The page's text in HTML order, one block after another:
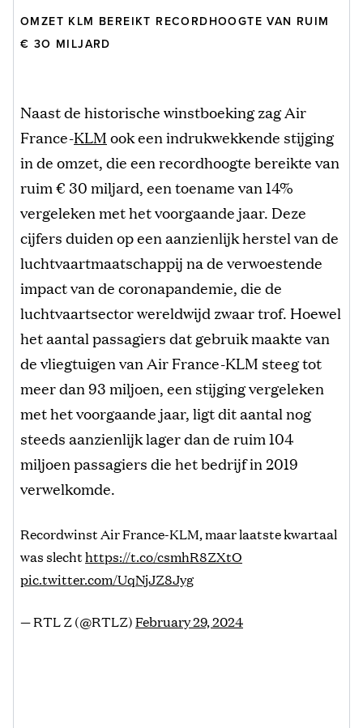
OMZET KLM BEREIKT RECORDHOOGTE VAN RUIM
€ 3O MILJARD
Naast de historische winstboeking zag Air
France-KLMook een indrukwekkende stijging
in de omzet, die een recordhoogte bereikte van
ruim € 30 miljard, een toename van 14%
vergeleken met het voorgaande jaar. Deze
cijfers duiden op een aanzienlijk herstel van de
luchtvaartmaatschappij na de verwoestende
impact van de coronapandemie, die de
luchtvaartsector wereldwijd zwaar trof. Hoewel
het aantal passagiers dat gebruik maakte van
de vliegtuigen van Air France-KLM steeg tot
meer dan 93 miljoen, een stijging vergeleken
met het voorgaande jaar, ligt dit aantal nog
steeds aanzienlijk lager dan de ruim 104
miljoen passagiers die het bedrijf in 2019
verwelkomde.
Recordwinst Air France-KLM, maar laatste kwartaal
was slechthttps://t.co/csmhR8ZXtO
pic.twitter.com/UqNjJZ8Jyg
— RTL Z (@RTLZ)February 29, 2024